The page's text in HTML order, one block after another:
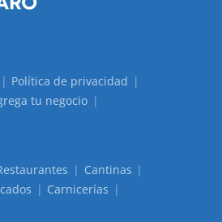
Política de privacidad
tu negocio
Cantinas
Carnicerías